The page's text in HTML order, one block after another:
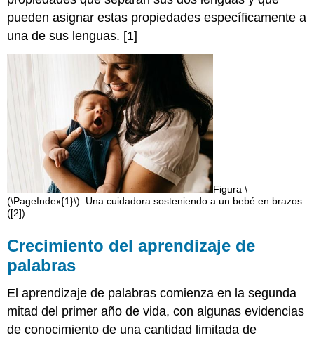
pueden asignar estas propiedades específicamente a
una de sus lenguas. [1]
Figura \
(\PageIndex{1}\): Una cuidadora sosteniendo a un bebé en brazos.
([2])
Crecimiento del aprendizaje de
palabras
El aprendizaje de palabras comienza en la segunda
mitad del primer año de vida, con algunas evidencias
de conocimiento de una cantidad limitada de